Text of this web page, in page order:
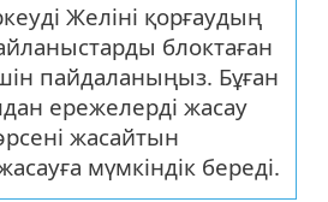
Желіні қорғаудың
блоктаған
пайдаланыңыз. Бұған
ережелерді жасау
жасайтын
мүмкіндік береді.